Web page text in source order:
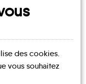
Isdes
des cookies.
vous souhaitez